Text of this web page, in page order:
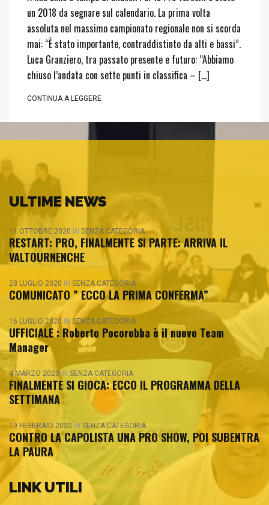
un 2018 da segnare sul calendario. La prima volta
assoluta nel massimo campionato regionale non si scorda
mai: “È stato importante, contraddistinto da alti e bassi”.
Luca Granziero, tra passato presente e futuro: “Abbiamo
chiuso l’andata con sette punti in classifica – […]
CONTINUA A LEGGERE
ULTIME NEWS
11 OTTOBRE 2020 IN SENZA CATEGORIA
RESTART: PRO, FINALMENTE SI PARTE: ARRIVA IL
VALTOURNENCHE
28 LUGLIO 2020 IN SENZA CATEGORIA
COMUNICATO ” ECCO LA PRIMA CONFERMA”
16 LUGLIO 2020 IN SENZA CATEGORIA
UFFICIALE : Roberto Pocorobba è il nuovo Team
Manager
4 MARZO 2020 IN SENZA CATEGORIA
FINALMENTE SI GIOCA: ECCO IL PROGRAMMA DELLA
SETTIMANA
19 FEBBRAIO 2020 IN SENZA CATEGORIA
CONTRO LA CAPOLISTA UNA PRO SHOW, POI SUBENTRA
LA PAURA
LINK UTILI